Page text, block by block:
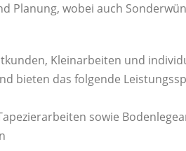
Planung, wobei auch
Kleinarbeiten und
bieten das folgende
sowie